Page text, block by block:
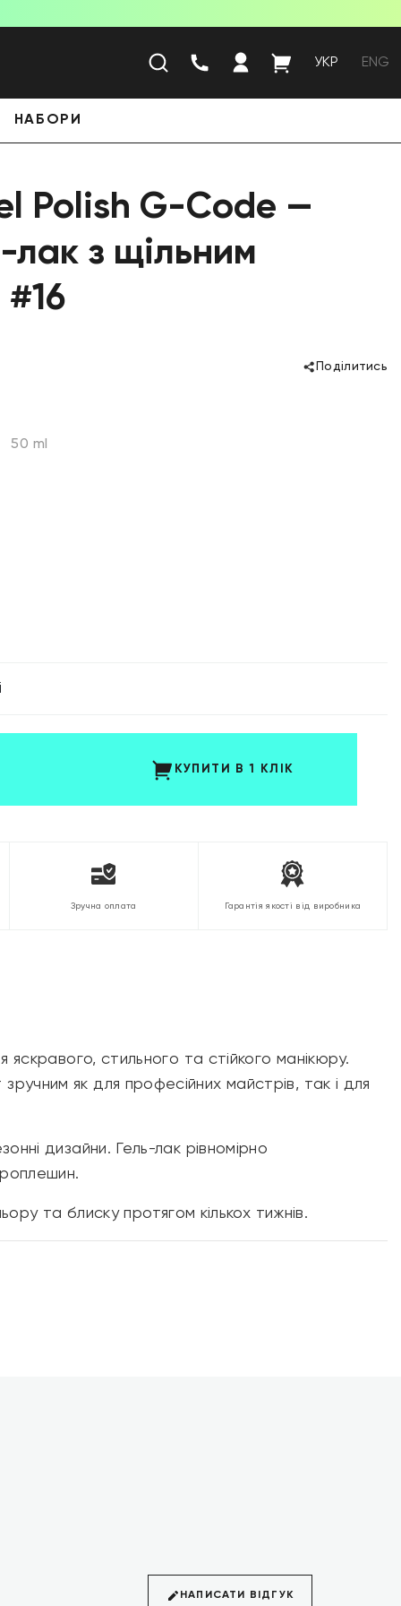
УКР ENG
НАБОРИ
Polish G-Code —
лак з щільним
Поділитись
50 ml
КУПИТИ В 1 КЛІК
Зручна оплата Гарантія якості від виробника
яскравого, стильного та стійкого манікюру.
як для професійних майстрів, так і для
дизайни. Гель-лак рівномірно
та блиску протягом кількох тижнів.
НАПИСАТИ ВІДГУК